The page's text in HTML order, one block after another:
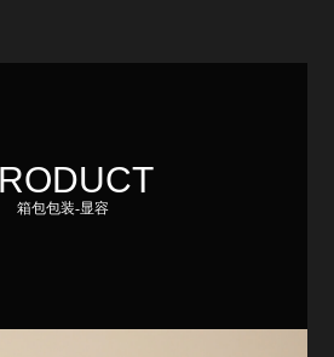
箱包包装-显容